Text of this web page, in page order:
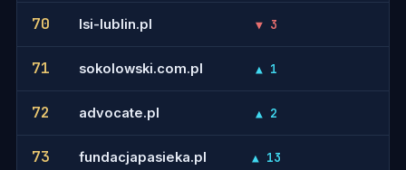
70 lsi-lublin.pl ▼ 3
71 sokolowski.com.pl ▲ 1
72 advocate.pl ▲ 2
73 fundacjapasieka.pl ▲ 13